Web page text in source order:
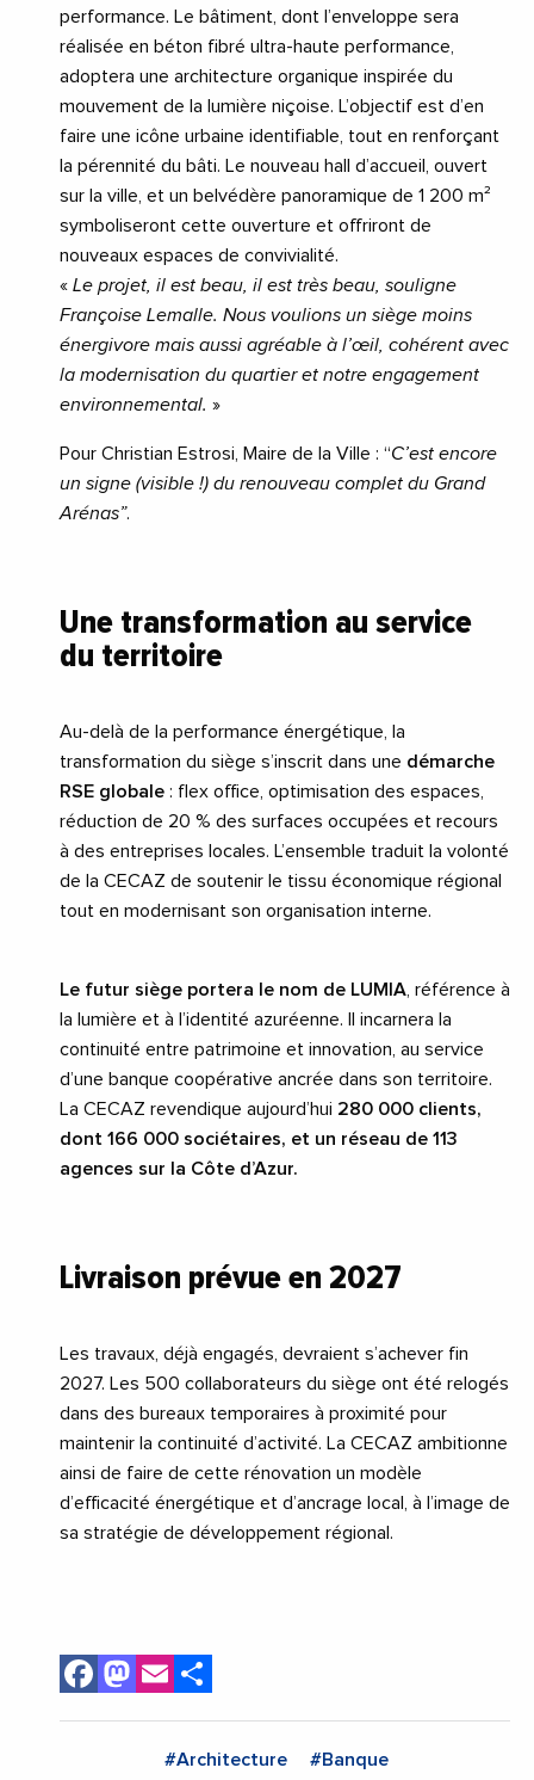
performance. Le bâtiment, dont l’enveloppe sera
réalisée en béton fibré ultra-haute performance,
adoptera une architecture organique inspirée du
mouvement de la lumière niçoise. L’objectif est d’en
faire une icône urbaine identifiable, tout en renforçant
la pérennité du bâti. Le nouveau hall d’accueil, ouvert
sur la ville, et un belvédère panoramique de 1 200 m²
symboliseront cette ouverture et offriront de
nouveaux espaces de convivialité.
« Le projet, il est beau, il est très beau, souligne
Françoise Lemalle. Nous voulions un siège moins
énergivore mais aussi agréable à l’œil, cohérent avec
la modernisation du quartier et notre engagement
environnemental. »
Pour Christian Estrosi, Maire de la Ville : “C’est encore
un signe (visible !) du renouveau complet du Grand
Arénas”.
Une transformation au service
du territoire
Au-delà de la performance énergétique, la
transformation du siège s’inscrit dans une démarche
RSE globale : flex office, optimisation des espaces,
réduction de 20 % des surfaces occupées et recours
à des entreprises locales. L’ensemble traduit la volonté
de la CECAZ de soutenir le tissu économique régional
tout en modernisant son organisation interne.
Le futur siège portera le nom de LUMIA , référence à
la lumière et à l’identité azuréenne. Il incarnera la
continuité entre patrimoine et innovation, au service
d’une banque coopérative ancrée dans son territoire.
La CECAZ revendique aujourd’hui 280 000 clients,
dont 166 000 sociétaires, et un réseau de 113
agences sur la Côte d’Azur.
Livraison prévue en 2027
Les travaux, déjà engagés, devraient s’achever fin
2027. Les 500 collaborateurs du siège ont été relogés
dans des bureaux temporaires à proximité pour
maintenir la continuité d’activité. La CECAZ ambitionne
ainsi de faire de cette rénovation un modèle
d’efficacité énergétique et d’ancrage local, à l’image de
sa stratégie de développement régional.
Facebook
Mastodon
Email
#Architecture #Banque